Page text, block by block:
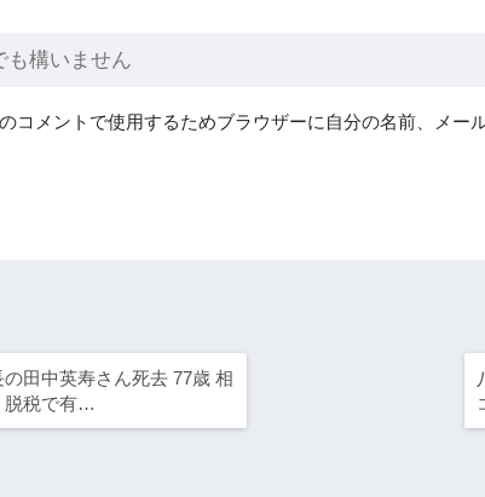
コメントで使用するためブラウザーに自分の名前、メー
の田中英寿さん死去 77歳 相
脱税で有…